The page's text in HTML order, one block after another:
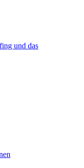
und das